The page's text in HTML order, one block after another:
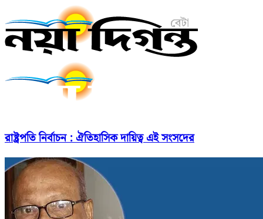
রাষ্ট্রপতি নির্বাচন : ঐতিহাসিক দায়িত্ব এই সংসদের